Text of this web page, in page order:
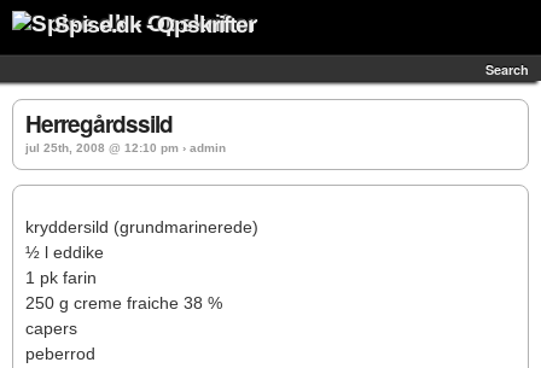
Spise.dk - Opskrifter
Search
Herregårdssild
jul 25th, 2008 @ 12:10 pm › admin
kryddersild (grundmarinerede)
½ l eddike
1 pk farin
250 g creme fraiche 38 %
capers
peberrod